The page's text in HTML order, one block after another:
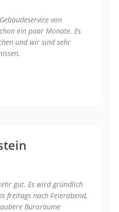
von
ein paar Monate. Es
und wir sind sehr
gut. Es wird gründlich
freitags nach Feierabend,
Büroräume